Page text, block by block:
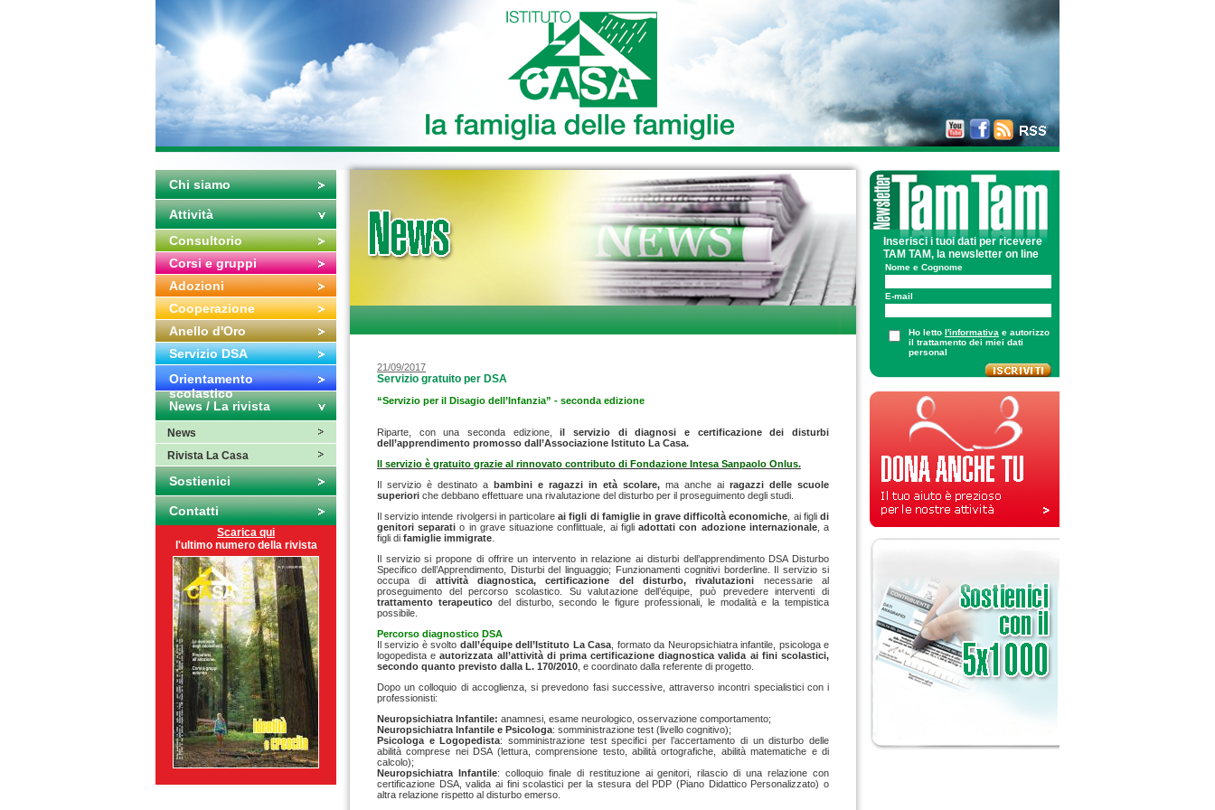
Chi siamo
Attività
Consultorio
Corsi e gruppi
Adozioni
Cooperazione
Anello d'Oro
Servizio DSA
Orientamento
scolastico
News / La rivista
News
Rivista La Casa
Sostienici
Contatti
Scarica qui
l'ultimo numero della rivista
21/09/2017
Servizio gratuito per DSA
“Servizio per il Disagio dell’Infanzia” - seconda edizione
Riparte, con una seconda edizione,il servizio di diagnosi e certificazione dei disturbi
dell’apprendimento promosso dall’Associazione Istituto La Casa.
Il servizio è gratuito grazie al rinnovato contributo di Fondazione Intesa Sanpaolo Onlus.
Il servizio è destinato a bambini e ragazzi in età scolare, ma anche ai ragazzi delle scuole
superiori che debbano effettuare una rivalutazione del disturbo per il proseguimento degli studi.
Il servizio intende rivolgersi in particolareai figli di famiglie in grave difficoltà economiche , ai figli di
genitori separati o in grave situazione conflittuale, ai figliadottati con adozione internazionale, a
figli di famiglie immigrate
Il servizio si propone di offrire un intervento in relazione ai disturbi dell’apprendimento DSA Disturbo
Specifico dell’Apprendimento, Disturbi del linguaggio; Funzionamenti cognitivi borderline. Il servizio si
occupa di attività diagnostica, certificazione del disturbo, rivalutazioni necessarie al
proseguimento del percorso scolastico. Su valutazione dell’équipe, può prevedere interventi di
trattamento terapeuticodel disturbo, secondo le figure professionali, le modalità e la tempistica
possibile.
Percorso diagnostico DSA
Il servizio è svolto dall’équipe dell’Istituto La Casa , formato da Neuropsichiatra infantile, psicologa e
logopedista eautorizzata all’attività di prima certificazione diagnostica valida ai fini scolastici,
secondo quanto previsto dalla L. 170/2010 , e coordinato dalla referente di progetto.
Dopo un colloquio di accoglienza, si prevedono fasi successive, attraverso incontri specialistici con i
professionisti:
Neuropsichiatra Infantile: anamnesi, esame neurologico, osservazione comportamento;
Neuropsichiatra Infantile e Psicologa: somministrazione test (livello cognitivo);
Psicologa e Logopedista: somministrazione test specifici per l’accertamento di un disturbo delle
abilità comprese nei DSA (lettura, comprensione testo, abilità ortografiche, abilità matematiche e di
calcolo);
Neuropsichiatra Infantile: colloquio finale di restituzione ai genitori, rilascio di una relazione con
certificazione DSA, valida ai fini scolastici per la stesura del PDP (Piano Didattico Personalizzato) o
altra relazione rispetto al disturbo emerso.
Inserisci i tuoi dati per ricevere
TAM TAM, la newsletter on line
Nome e Cognome
E-mail
Ho letto l'informativa e autorizzo
il trattamento dei miei dati
personal